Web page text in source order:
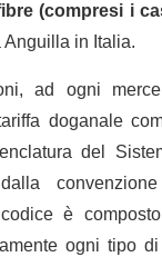
(compresi i
Anguilla in Italia.
ad ogni
doganale
del
convenzione
è
ogni tipo